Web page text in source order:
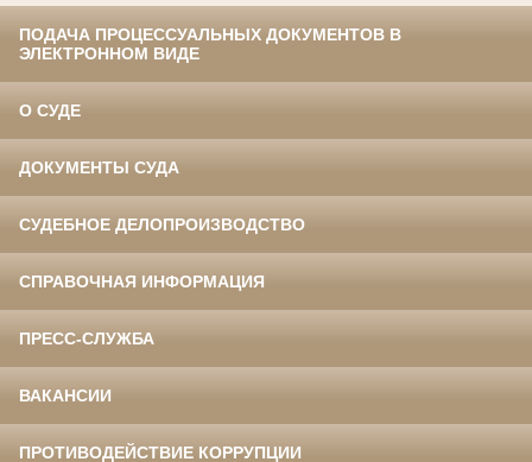
ПОДАЧА ПРОЦЕССУАЛЬНЫХ ДОКУМЕНТОВ В
ЭЛЕКТРОННОМ ВИДЕ
О СУДЕ
ДОКУМЕНТЫ СУДА
СУДЕБНОЕ ДЕЛОПРОИЗВОДСТВО
СПРАВОЧНАЯ ИНФОРМАЦИЯ
ПРЕСС-СЛУЖБА
ВАКАНСИИ
ПРОТИВОДЕЙСТВИЕ КОРРУПЦИИ